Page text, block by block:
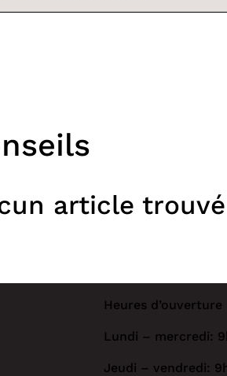
article trouvé
Heures d’ouverture
Lundi – mercredi:
Jeudi – vendredi: